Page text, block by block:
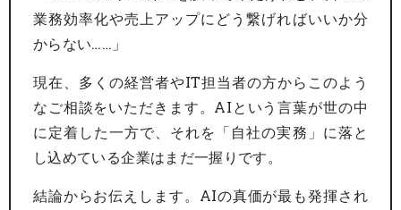
業務効率化や売上アップにどう繋げればいいか分
からない……」
現在、多くの経営者やIT担当者の方からこのよう
なご相談をいただきます。AIという言葉が世の中
に定着した一方で、それを「自社の実務」に落と
し込めている企業はまだ一握りです。
結論からお伝えします。AIの真価が最も発揮され